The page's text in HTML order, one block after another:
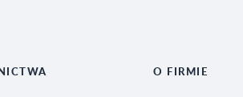
O FIRMIE